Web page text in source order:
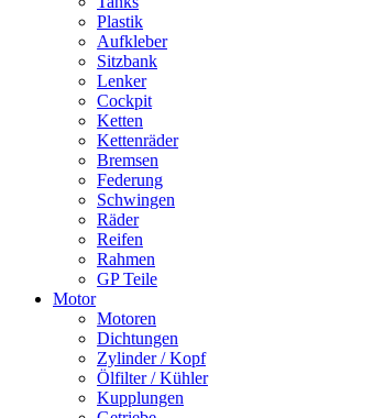
Plastik
Aufkleber
Sitzbank
Lenker
Cockpit
Ketten
Kettenräder
Bremsen
Federung
Schwingen
Räder
Reifen
Rahmen
GP Teile
Motor
Motoren
Dichtungen
Zylinder / Kopf
Ölfilter / Kühler
Kupplungen